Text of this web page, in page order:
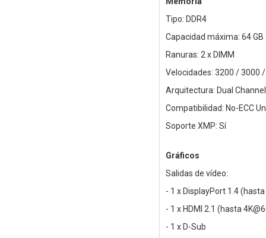
Tipo: DDR4
Capacidad máxima: 64 GB
Ranuras: 2 x DIMM
Velocidades: 3200 / 3000
Arquitectura: Dual Channel
Compatibilidad: No-ECC
Soporte XMP: Sí
Gráficos
Salidas de vídeo:
- 1 x DisplayPort 1.4
- 1 x HDMI 2.1 (hasta
- 1 x D-Sub